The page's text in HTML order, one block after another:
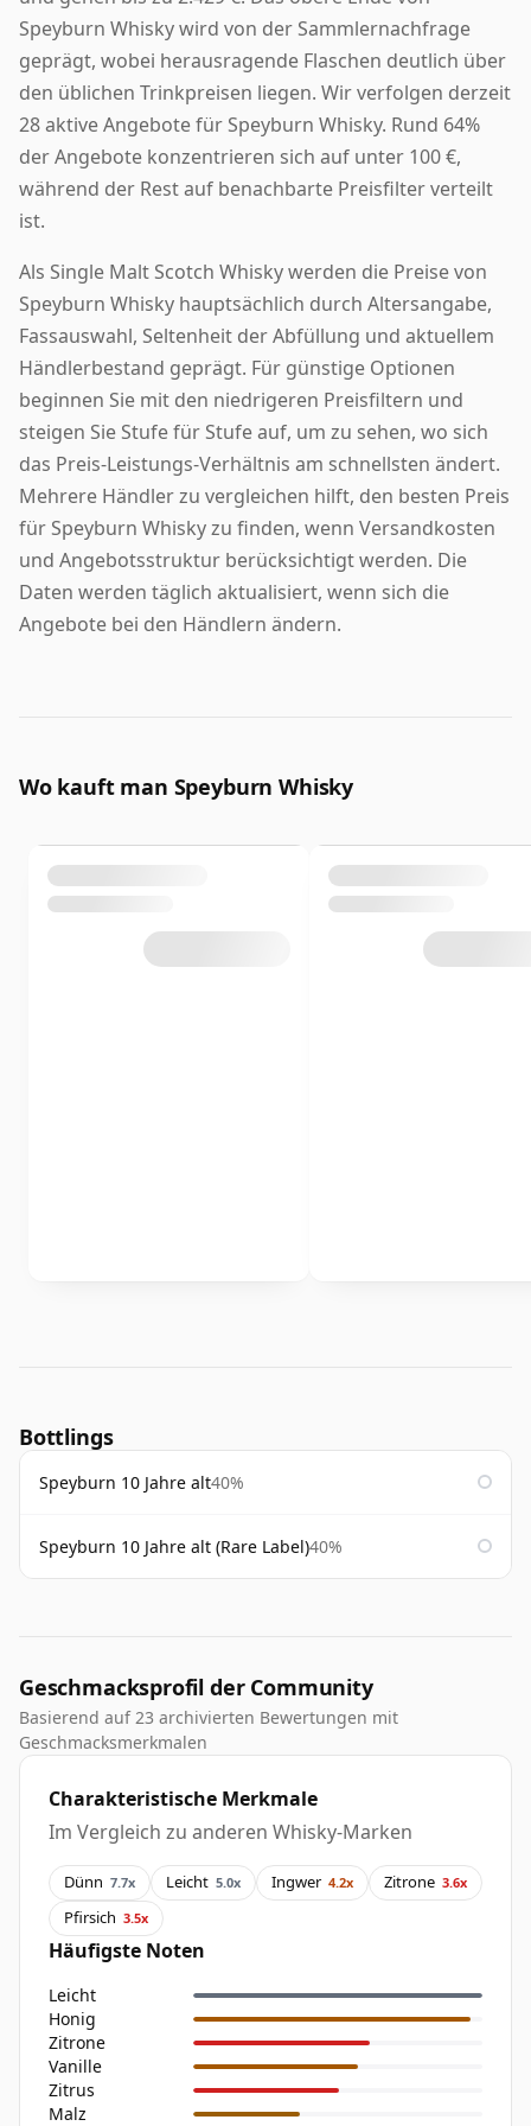
Speyburn Whisky wird von der Sammlernachfrage
geprägt, wobei herausragende Flaschen deutlich über
den üblichen Trinkpreisen liegen. Wir verfolgen derzeit
28 aktive Angebote für Speyburn Whisky. Rund 64%
der Angebote konzentrieren sich auf unter 100 €,
während der Rest auf benachbarte Preisfilter verteilt
ist.
Als Single Malt Scotch Whisky werden die Preise von
Speyburn Whisky hauptsächlich durch Altersangabe,
Fassauswahl, Seltenheit der Abfüllung und aktuellem
Händlerbestand geprägt. Für günstige Optionen
beginnen Sie mit den niedrigeren Preisfiltern und
steigen Sie Stufe für Stufe auf, um zu sehen, wo sich
das Preis-Leistungs-Verhältnis am schnellsten ändert.
Mehrere Händler zu vergleichen hilft, den besten Preis
für Speyburn Whisky zu finden, wenn Versandkosten
und Angebotsstruktur berücksichtigt werden. Die
Daten werden täglich aktualisiert, wenn sich die
Angebote bei den Händlern ändern.
Wo kauft man Speyburn Whisky
Bottlings
Speyburn 10 Jahre alt40%
Speyburn 10 Jahre alt (Rare Label)40%
Geschmacksprofil der Community
Basierend auf 23 archivierten Bewertungen mit
Geschmacksmerkmalen
Charakteristische Merkmale
Im Vergleich zu anderen Whisky-Marken
Dünn 7.7x Leicht 5.0x Ingwer 4.2x Zitrone 3.6x
Pfirsich 3.5x
Häufigste Noten
Leicht
Honig
Zitrone
Vanille
Zitrus
Malz